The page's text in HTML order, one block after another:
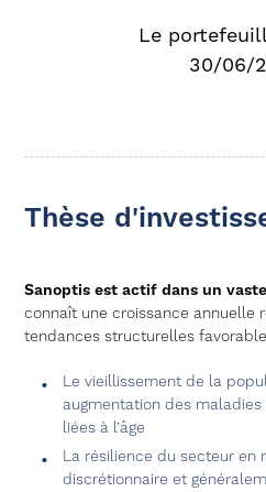
Le
30/06/
Thèse
Sanoptis est actif dans un
connaît une croissance annuelle
tendances structurelles
Le vieillissement de la
augmentation des
liées à l’âge
La résilience du secteur en
discrétionnaire et